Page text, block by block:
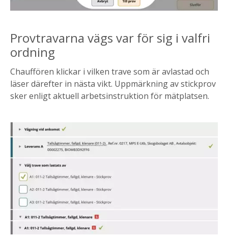
Provtravarna vägs var för sig i valfri
ordning
Chauffören klickar i vilken trave som är avlastad och
läser därefter in nästa vikt. Uppmärkning av stickprov
sker enligt aktuell arbetsinstruktion för mätplatsen.